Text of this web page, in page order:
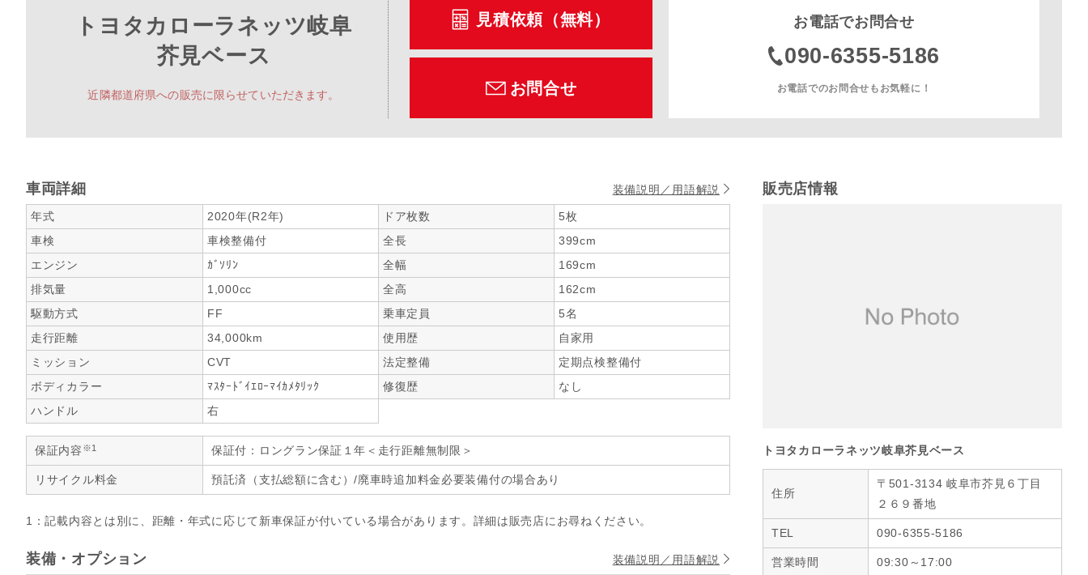
トヨタカローラネッツ岐阜
芥見ベース
近隣都道府県への販売に限らせていただきます。
見積依頼（無料）
お問合せ
お電話でお問合せ
090-6355-5186
お電話でのお問合せもお気軽に！
車両詳細 装備説明／用語解説
年式 2020年(R2年) ドア枚数
5枚
車検
車検整備付 全長
399cm
エンジン
ｶﾞｿﾘﾝ 全幅
169cm
排気量
1,000cc 全高
162cm
駆動方式
FF 乗車定員
5名
走行距離
34,000km 使用歴
自家用
ミッション
CVT 法定整備
定期点検整備付
ボディカラー
ﾏｽﾀｰﾄﾞｲｴﾛｰﾏｲｶﾒﾀﾘｯｸ 修復歴
なし
ハンドル
右
保証内容 ※1 保証付：ロングラン保証１年＜走行距離無制限＞
リサイクル料金 預託済（支払総額に含む）/廃車時追加料金必要装備付の場合あり
1：記載内容とは別に、距離・年式に応じて新車保証が付いている場合があります。詳細は販売店にお尋ねください。
装備・オプション
装備説明／用語解説
販売店情報
トヨタカローラネッツ岐阜芥見ベース
住所
〒501-3134 岐阜市芥見６丁目
２６９番地
TEL 090-6355-5186
営業時間 09:30～17:00